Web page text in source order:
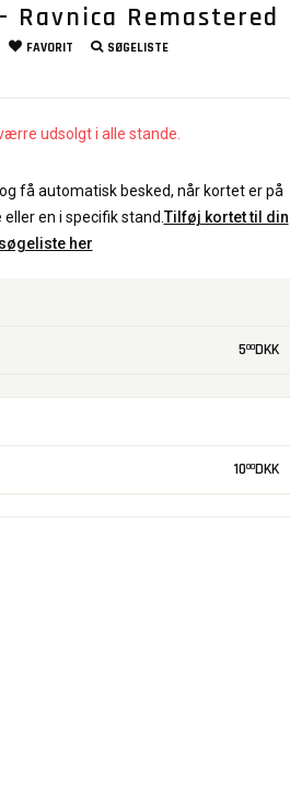
Ravnica Remastered
FAVORIT SØGELISTE
udsolgt i alle stande.
få automatisk besked, når kortet er på
eller en i specifik stand.Tilføj kortet til din
søgeliste her
500DKK
1000DKK